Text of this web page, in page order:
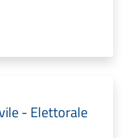
- Elettorale